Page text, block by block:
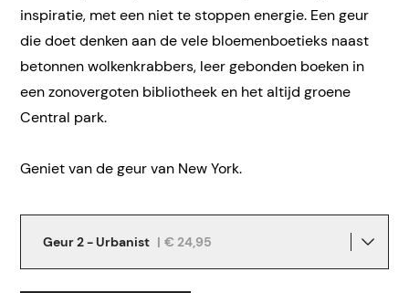
inspiratie, met een niet te stoppen energie. Een geur
die doet denken aan de vele bloemenboetieks naast
betonnen wolkenkrabbers, leer gebonden boeken in
een zonovergoten bibliotheek en het altijd groene
Central park.
Geniet van de geur van New York.
Geur 2 - Urbanist | € 24,95